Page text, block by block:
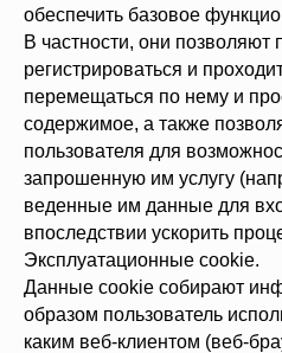
обеспечить базовое
В частности, они позволяют
регистрироваться и
перемещаться по нему и
содержимое, а также
пользователя для
запрошенную им услугу
веденные им данные для
впоследствии ускорить
Эксплуатационные cookie.
Данные cookie собирают
образом пользователь
каким веб-клиентом (веб-